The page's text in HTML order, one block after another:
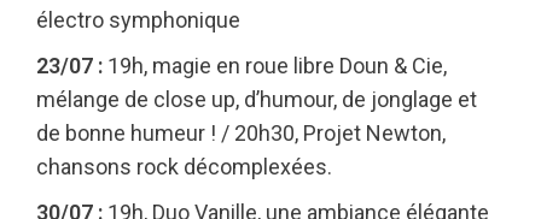
électro symphonique
23/07 : 19h, magie en roue libre Doun & Cie,
mélange de close up, d’humour, de jonglage et
de bonne humeur ! / 20h30, Projet Newton,
chansons rock décomplexées.
30/07 : 19h, Duo Vanille, une ambiance élégante